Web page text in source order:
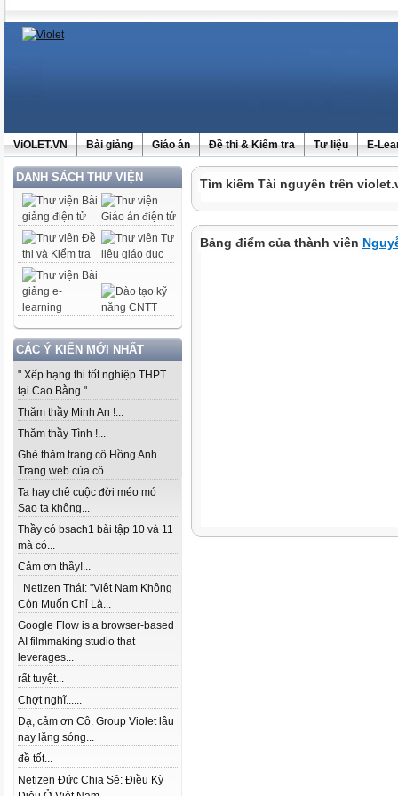
ViOLET.VN Bài giảng Giáo án Đề thi & Kiểm tra Tư liệu E-
DANH SÁCH THƯ VIỆN
CÁC Ý KIẾN MỚI NHẤT
" Xếp hạng thi tốt nghiệp THPT
tại Cao Bằng "...
Thăm thầy Minh An !...
Thăm thầy Tình !...
Ghé thăm trang cô Hồng Anh.
Trang web của cô...
Ta hay chê cuộc đời méo mó
Sao ta không...
Thầy có bsach1 bài tập 10 và 11
mà có...
Cảm ơn thầy!...
Netizen Thái: "Việt Nam Không
Còn Muốn Chỉ Là...
Google Flow is a browser-based
AI filmmaking studio that
leverages...
rất tuyệt...
Chợt nghĩ......
Dạ, cảm ơn Cô. Group Violet lâu
nay lặng sóng...
đề tốt...
Netizen Đức Chia Sẻ: Điều Kỳ
Tìm kiếm Tài nguyên trên
Bảng điểm của thành viên